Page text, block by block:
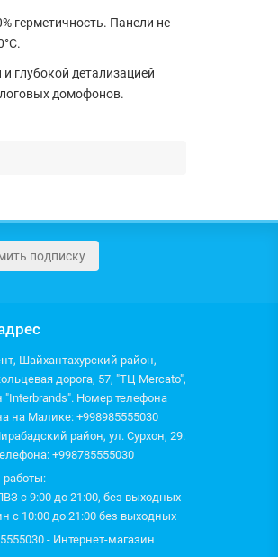
герметичность. Панели не
глубокой детализацией
домофонов.
подписку
Шайхантахурский район,
дорога, 57, "ТЦ Mercato",
"Interbrands". Номер телефона
на Малике: +998985555030
район, ул. Сурхон, 29.
+998785555030
с 9:00 до 21:00, без выходных
с 10:00 до 21:00 без выходных
- Интернет-магазин